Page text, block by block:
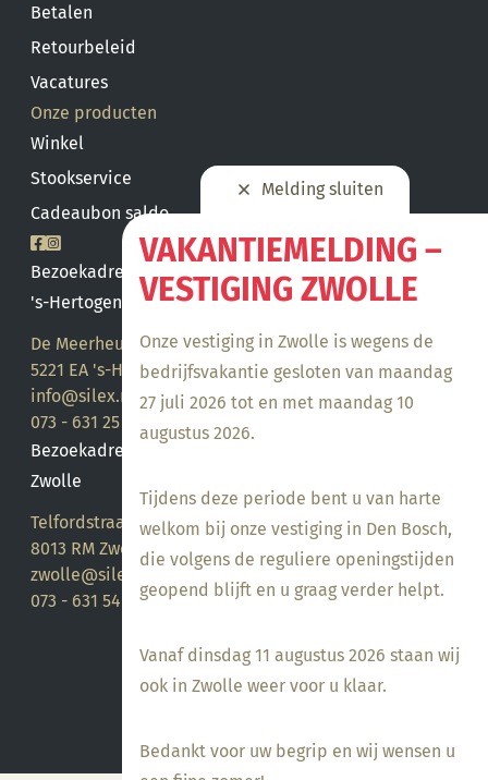
Melding sluiten
VAKANTIEMELDING –
VESTIGING ZWOLLE
Onze vestiging in Zwolle is wegens de
bedrijfsvakantie gesloten van maandag
27 juli 2026 tot en met maandag 10
augustus 2026.
Tijdens deze periode bent u van harte
welkom bij onze vestiging in Den Bosch,
die volgens de reguliere openingstijden
geopend blijft en u graag verder helpt.
Vanaf dinsdag 11 augustus 2026 staan wij
ook in Zwolle weer voor u klaar.
Bedankt voor uw begrip en wij wensen u
Betalen
Retourbeleid
Vacatures
Onze producten
Winkel
Stookservice
Cadeaubon saldo
Bezoekadres
's-Hertogenbosch
De Meerheuvel 21
5221 EA 's-Hertogenbosch
info@silex.nl
073 - 631 25 28
Bezoekadres
Zwolle
Telfordstraat 14
8013 RM Zwolle
zwolle@silex.nl
073 - 631 54 05